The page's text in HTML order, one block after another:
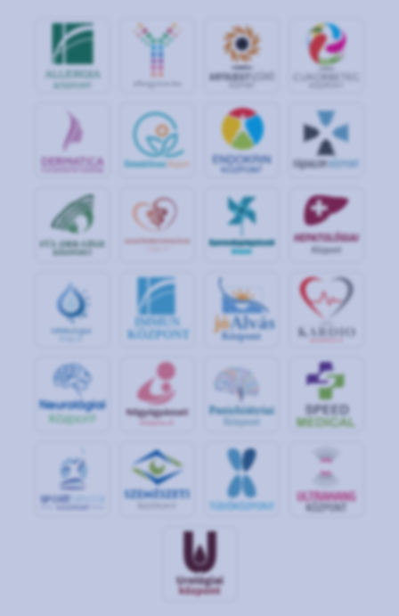
IMMUN
KÖZPONT
jóAlvás
Központ
SPORT